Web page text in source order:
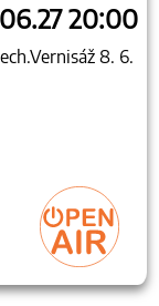
20:00
8. 6.